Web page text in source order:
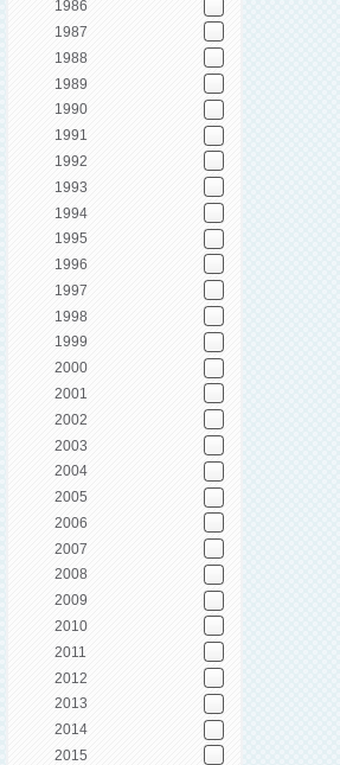
1986
1987
1988
1989
1990
1991
1992
1993
1994
1995
1996
1997
1998
1999
2000
2001
2002
2003
2004
2005
2006
2007
2008
2009
2010
2011
2012
2013
2014
2015